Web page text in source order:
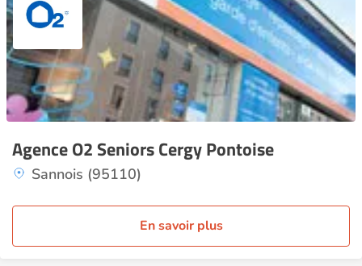
Agence O2 Seniors Cergy Pontoise
Sannois (95110)
En savoir plus